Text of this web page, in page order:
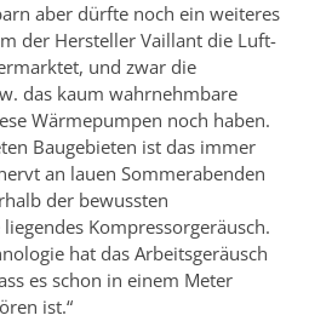
aber dürfte noch ein weiteres
der Hersteller Vaillant die Luft-
und zwar die
das kaum wahrnehmbare
Wärmepumpen noch haben.
Baugebieten ist das immer
an lauen Sommerabenden
der bewussten
Kompressorgeräusch.
hat das Arbeitsgeräusch
es schon in einem Meter
ist.“